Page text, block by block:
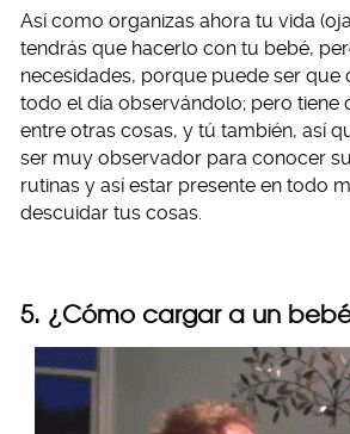
Así como organizas ahora tu vida
tendrás que hacerlo con tu bebé,
necesidades, porque puede ser que
todo el día observándolo; pero tiene
entre otras cosas, y tú también, así
ser muy observador para conocer
rutinas y así estar presente en todo
descuidar tus cosas.
5. ¿Cómo cargar a un